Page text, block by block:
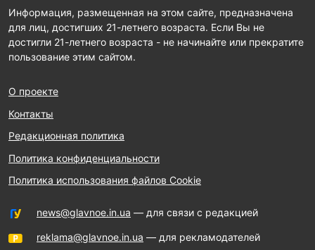
Информация, размещенная на этом сайте, предназначена
для лиц, достигших 21-летнего возраста. Если Вы не
достигли 21-летнего возраста - не начинайте или прекратите
пользование этим сайтом.
О проекте
Контакты
Редакционная политика
Политика конфиденциальности
Политика использования файлов Cookie
news@glavnoe.in.ua — для связи с редакцией
reklama@glavnoe.in.ua — для рекламодателей